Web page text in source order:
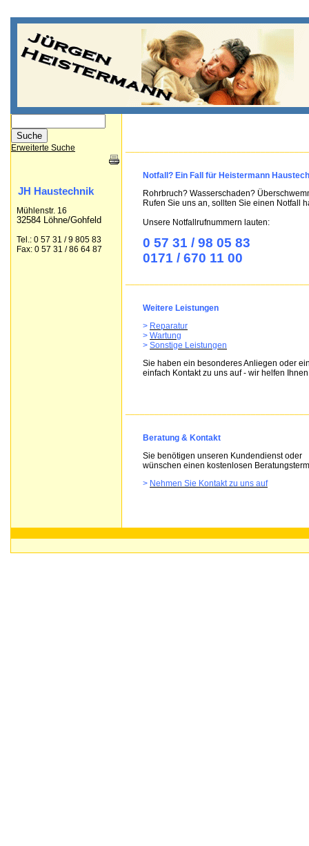
Erweiterte Suche
JH Haustechnik
Mühlenstr. 16
32584 Löhne/Gohfeld
Tel.: 0 57 31 / 9 805 83
Fax: 0 57 31 / 86 64 87
Notfall? Ein Fall für Heistermann
Rohrbruch? Wasserschaden?
Rufen Sie uns an, sollten Sie einen Notfall
Unsere Notfallrufnummern lauten:
0 57 31 / 98 05 83
0171 / 670 11 00
Weitere Leistungen
> Reparatur
> Wartung
> Sonstige Leistungen
Sie haben ein besonderes Anliegen oder
einfach Kontakt zu uns auf - wir helfen
Beratung & Kontakt
Sie benötigen unseren Kundendienst oder
wünschen einen kostenlosen
> Nehmen Sie Kontakt zu uns auf